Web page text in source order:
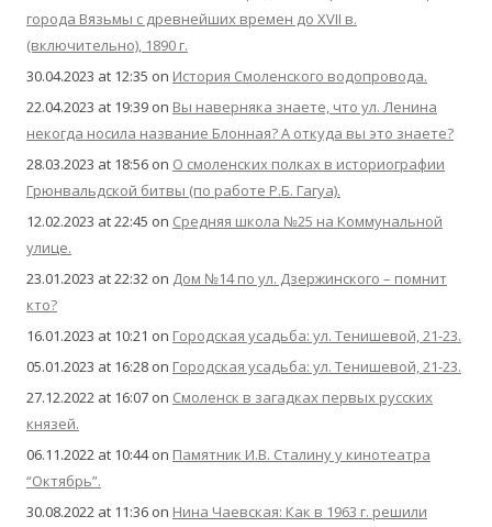
города Вязьмы с древнейших времен до XVII в.
(включительно), 1890 г.
30.04.2023 at 12:35 on История Смоленского водопровода.
22.04.2023 at 19:39 on Вы наверняка знаете, что ул. Ленина
некогда носила название Блонная? А откуда вы это знаете?
28.03.2023 at 18:56 on О смоленских полках в историографии
Грюнвальдской битвы (по работе Р.Б. Гагуа).
12.02.2023 at 22:45 on Средняя школа №25 на Коммунальной
улице.
23.01.2023 at 22:32 on Дом №14 по ул. Дзержинского – помнит
кто?
16.01.2023 at 10:21 on Городская усадьба: ул. Тенишевой, 21-23.
05.01.2023 at 16:28 on Городская усадьба: ул. Тенишевой, 21-23.
27.12.2022 at 16:07 on Смоленск в загадках первых русских
князей.
06.11.2022 at 10:44on Памятник И.В. Сталину у кинотеатра
“Октябрь”.
30.08.2022 at 11:36 on Нина Чаевская: Как в 1963 г. решили